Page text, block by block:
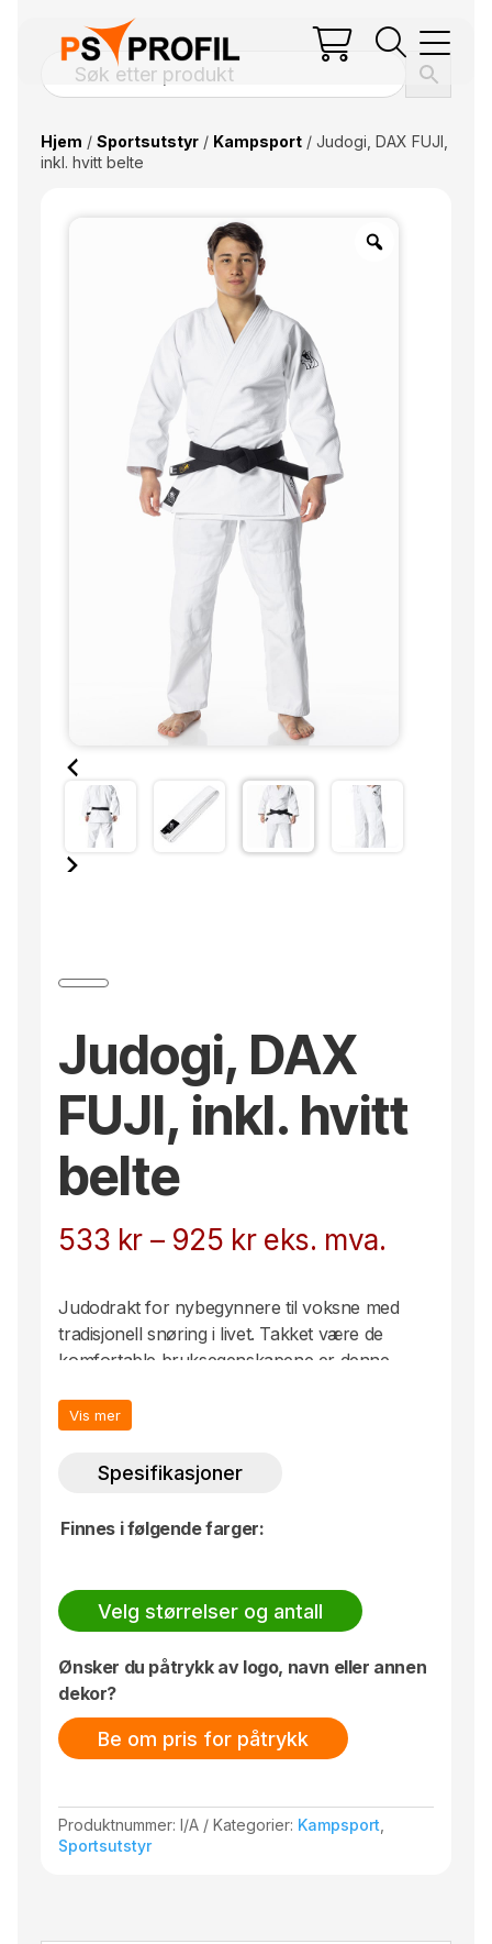
Hjem / Sportsutstyr/ Kampsport/ Judogi, DAX FUJI,
inkl. hvitt belte
Judogi, DAX
FUJI, inkl. hvitt
belte
533 kr – 925 krPrisområde:
til
925 kr
eks. mva.
Judodrakt for nybegynnere til voksne med
tradisjonell snøring i livet. Takket være de
komfortable bruksegenskapene er denne
kampsporter som aikido. Leveransen
Fakta
Idretter: Judo, jiu jitsu, aikido
Dobbeltforsterkede knær.
Bukse med snøring i livet.
100 % bomull, ca. 580 g/m².
Krymper ca. 7 %.
Vis mer
Spesifikasjoner
Finnes i følgende farger:
Velg størrelser og antall
Ønsker du påtrykk av logo, navn eller annen
dekor?
Be om pris for påtrykk
Produktnummer:I/A Kategorier: Kampsport
Sportsutstyr